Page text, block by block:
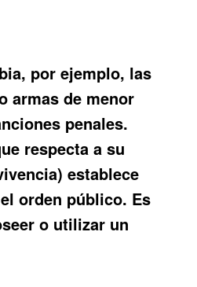
por ejemplo, las
armas de menor
penales.
respecta a su
establece
orden público. Es
o utilizar un